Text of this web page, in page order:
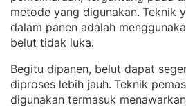
metode yang digunakan. Teknik
dalam panen adalah
belut tidak luka.
Begitu dipanen, belut dapat
diproses lebih jauh. Teknik
digunakan termasuk